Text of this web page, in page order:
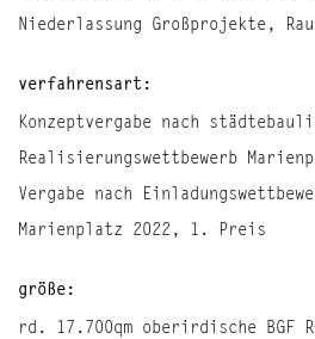
Niederlassung Großprojekte,
verfahrensart:
Konzeptvergabe nach
Realisierungswettbewerb
Vergabe nach
Marienplatz 2022, 1. Preis
größe:
rd. 17.700qm oberirdische BGF